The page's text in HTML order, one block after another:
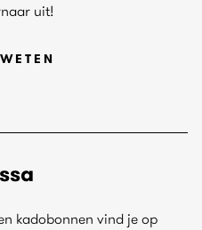
uit!
kadobonnen vind je op